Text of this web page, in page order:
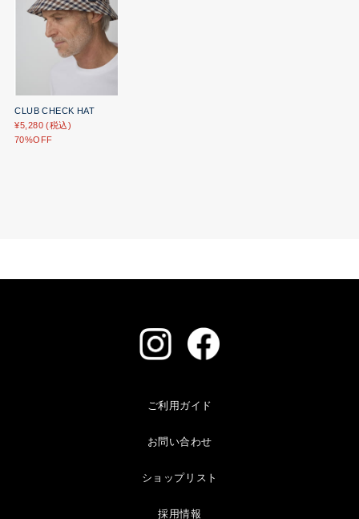
CLUB CHECK HAT
¥5,280 (税込)
70%OFF
ご利用ガイド
お問い合わせ
ショップリスト
採用情報